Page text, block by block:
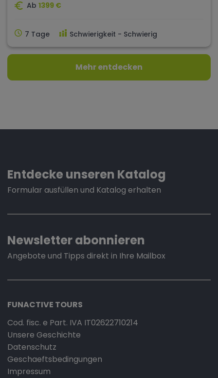
Ab 1399 €
7 Tage Schwierigkeit - Schwierig
Mehr entdecken
Entdecke unseren Katalog
Formular ausfüllen und Katalog erhalten
Newsletter abonnieren
Angebote und Tipps direkt in Ihre Mailbox
FUNACTIVE TOURS
Cod. fisc. e Part. IVA IT02622710214
Unsere Geschichte
Datenschutz
Geschaeftsbedingungen
Impressum